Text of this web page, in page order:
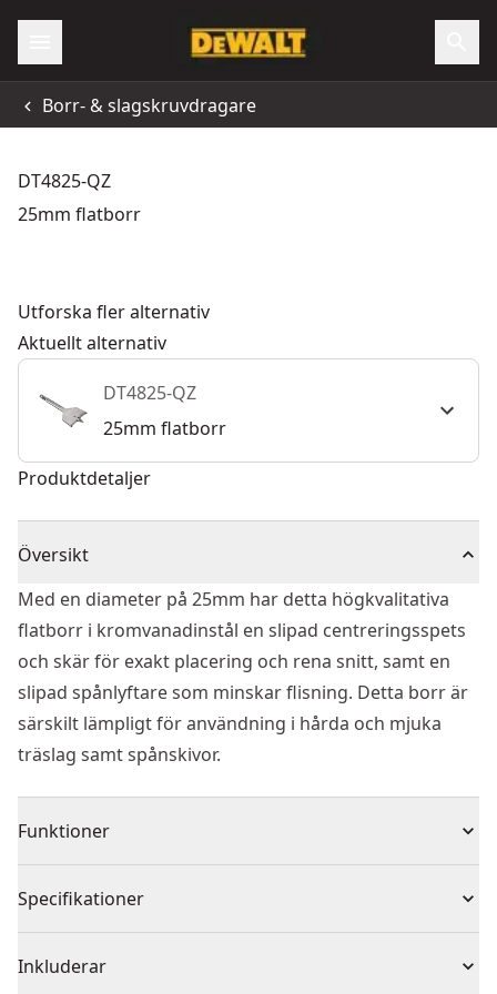
Borr- & slagskruvdragare
DT4825-QZ
25mm flatborr
Utforska fler alternativ
Aktuellt alternativ
DT4825-QZ
25mm flatborr
Produktdetaljer
Översikt
Med en diameter på 25mm har detta högkvalitativa
flatborr i kromvanadinstål en slipad centreringsspets
och skär för exakt placering och rena snitt, samt en
slipad spånlyftare som minskar flisning. Detta borr är
särskilt lämpligt för användning i hårda och mjuka
träslag samt spånskivor.
Funktioner
Slipande centrumspets och skär för exakt placering
Slipad spånbrytare reducerar flisning och ger större
Specifikationer
Produkttyp Flatborr
Inkluderar